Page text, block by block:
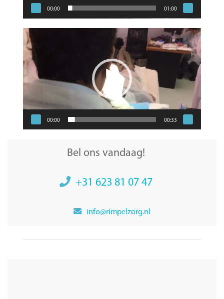
00:00 01:00
Videospeler
00:00 00:33
Bel ons vandaag!
+31 623 81 07 47
info@rimpelzorg.nl